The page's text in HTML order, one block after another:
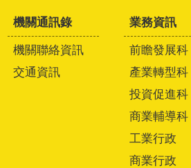
機關通訊錄
機關聯絡資訊
交通資訊
業務資訊
前瞻發展科
產業轉型科
投資促進科
商業輔導科
工業行政
商業行政